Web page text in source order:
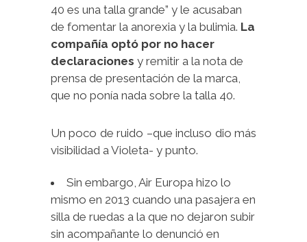
40 es una talla grande” y le acusaban
de fomentar la anorexia y la bulimia. La
compañía optó por no hacer
declaraciones y remitir a la nota de
prensa de presentación de la marca,
que no ponía nada sobre la talla 40.
Un poco de ruido –que incluso dio más
visibilidad a Violeta- y punto.
Sin embargo, Air Europa hizo lo
mismo en 2013 cuando una pasajera en
silla de ruedas a la que no dejaron subir
sin acompañante lo denunció en